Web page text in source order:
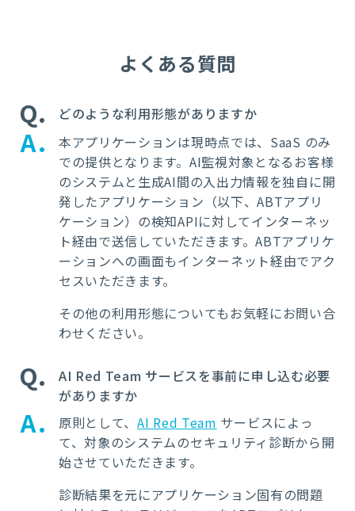
よくある質問
Q どのような利用形態がありますか
A 本アプリケーションは現時点では、 SaaS のみ
での提供となります。 AI監視対象となるお客様
のシステムと生成AI間の入出力情報を独自に開
発したアプリケーション（以下、ABTアプリ
ケーション）の検知APIに対してインターネッ
ト経由で送信していただきます。ABTアプリケ
ーションへの画面もインターネット経由でアク
セスいただきます。
その他の利用形態についてもお気軽にお問い合
わせください。
Q
AI Red Team サービスを事前に申し込む必要
がありますか
A 原則として、AI Red Team サービスによっ
て、対象のシステムのセキュリティ診断から開
始させていただきます。
診断結果を元にアプリケーション固有の問題